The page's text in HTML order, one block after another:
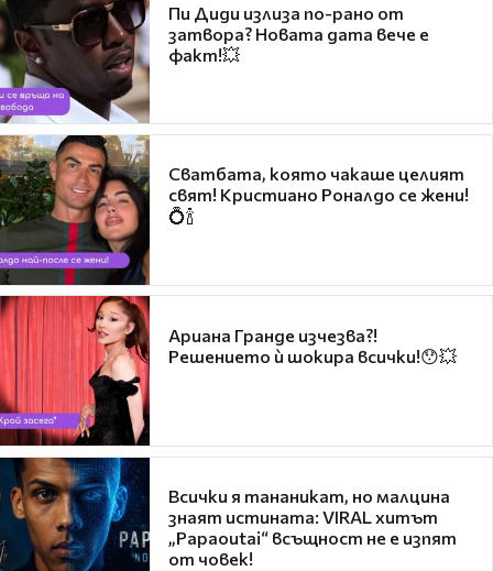
Пи Диди излиза по-рано от
затвора? Новата дата вече е
факт!💥
Сватбата, която чакаше целият
свят! Кристиано Роналдо се жени!
💍🍾
Ариана Гранде изчезва?!
Решението ѝ шокира всички!😯💥
Всички я тананикат, но малцина
знаят истината: VIRAL хитът
„Papaoutai“ всъщност не е изпят
от човек!